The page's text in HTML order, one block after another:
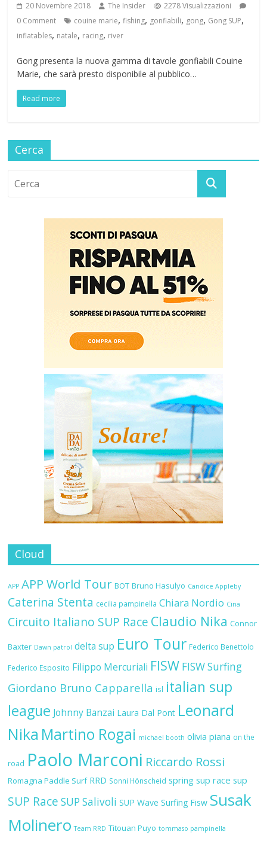
20 Novembre 2018 The Insider
2278 Visualizzazioni
0 Comment
couine marie,fishing, gonfiabili, gong, Gong SUP,
inflatables, natale, racing, river
Gong presenta la nuova gamma di tavole gonfiabili Couine
Marie, che sarà presto disponibile al pubblico…
Read more
Cerca
Cloud
APP APP World Tour BOT Bruno Hasulyo Candice Appleby
Caterina Stenta cecilia pampinella Chiara Nordio Cina
Circuito Italiano SUP Race Claudio Nika Connor
Baxter Dawn patrol delta sup Euro Tour Federico Benettolo
Federico Esposito Filippo Mercuriali FISW FISW Surfing
Giordano Bruno Capparella isl italian sup
league Johnny Banzai Laura Dal Pont Leonard
Nika Martino Rogai michael booth olivia piana on the
road Paolo Marconi Riccardo Rossi
Romagna Paddle Surf RRD Sonni Hönscheid spring sup race sup
SUP Race SUP Salivoli SUP Wave Surfing Fisw Susak
Molinero Team RRD Titouan Puyo tommaso pampinella